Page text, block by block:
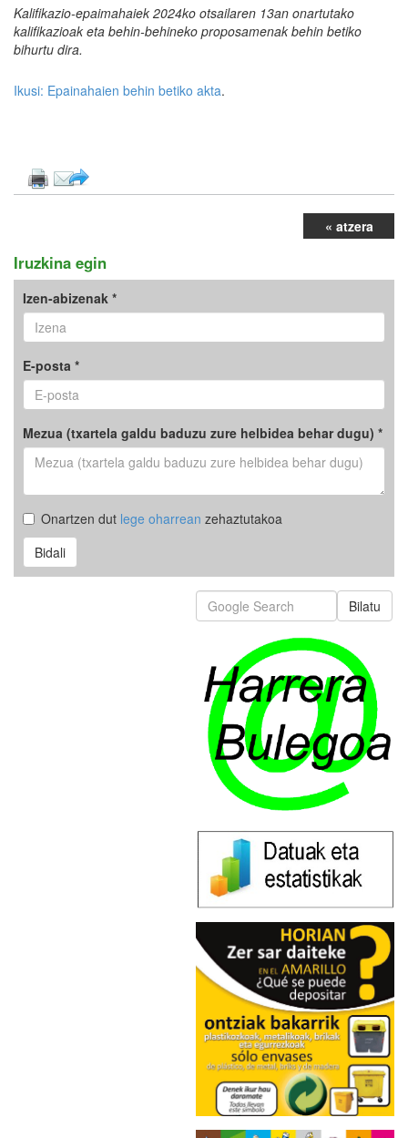
Kalifikazio-epaimahaiek 2024ko otsailaren 13an onartutako
kalifikazioak eta behin-behineko proposamenak behin betiko
bihurtu dira.
Ikusi: Epainahaien behin betiko akta.
« atzera
Iruzkina egin
Izen-abizenak *
E-posta *
Mezua (txartela galdu baduzu zure helbidea behar dugu) *
Onartzen dut lege oharrean zehaztutakoa
Bidali
Bilatu